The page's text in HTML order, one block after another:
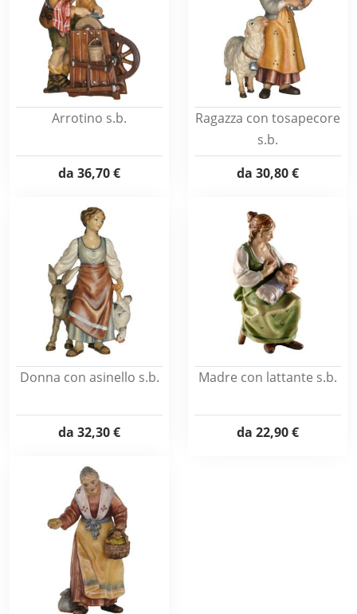
Arrotino s.b.
da 36,70 €
Ragazza con tosapecore
s.b.
da 30,80 €
Donna con asinello s.b.
da 32,30 €
Madre con lattante s.b.
da 22,90 €